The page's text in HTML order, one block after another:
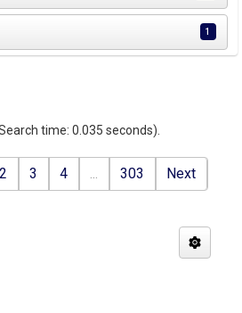
1
time: 0.035 seconds).
2 3 4 ... 303 Next